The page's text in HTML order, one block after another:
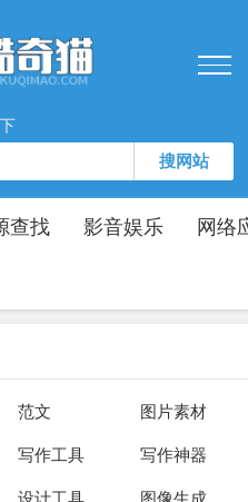
搜网站
查找 影音娱乐 网络
范文 图片素材
写作工具 写作神器